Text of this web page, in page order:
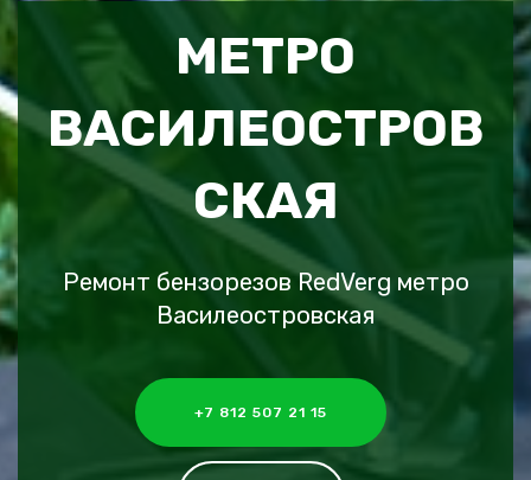
МЕТРО
ВАСИЛЕОСТРОВ
СКАЯ
Ремонт бензорезов RedVerg метро
Василеостровская
+7 812 507 21 15